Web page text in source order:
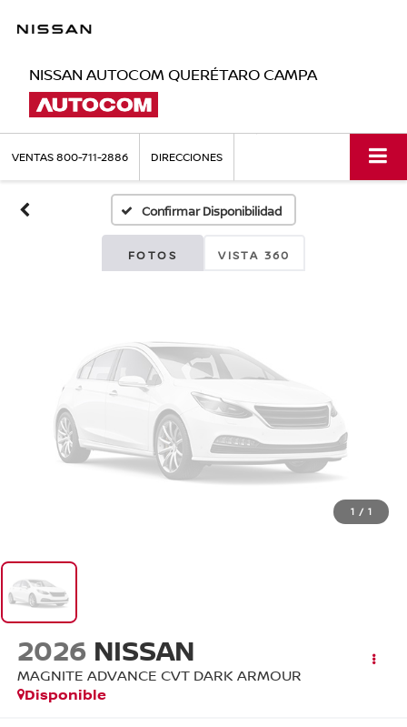
NISSAN AUTOCOM QUERÉTARO CAMPA
VENTAS800-711-2886 DIRECCIONES
Confirmar Disponibilidad
FOTOS VISTA 360
Disponibles
Por favor, revise luego
1 / 1
2026 NISSAN
MAGNITE ADVANCE CVT DARK ARMOUR
Disponible